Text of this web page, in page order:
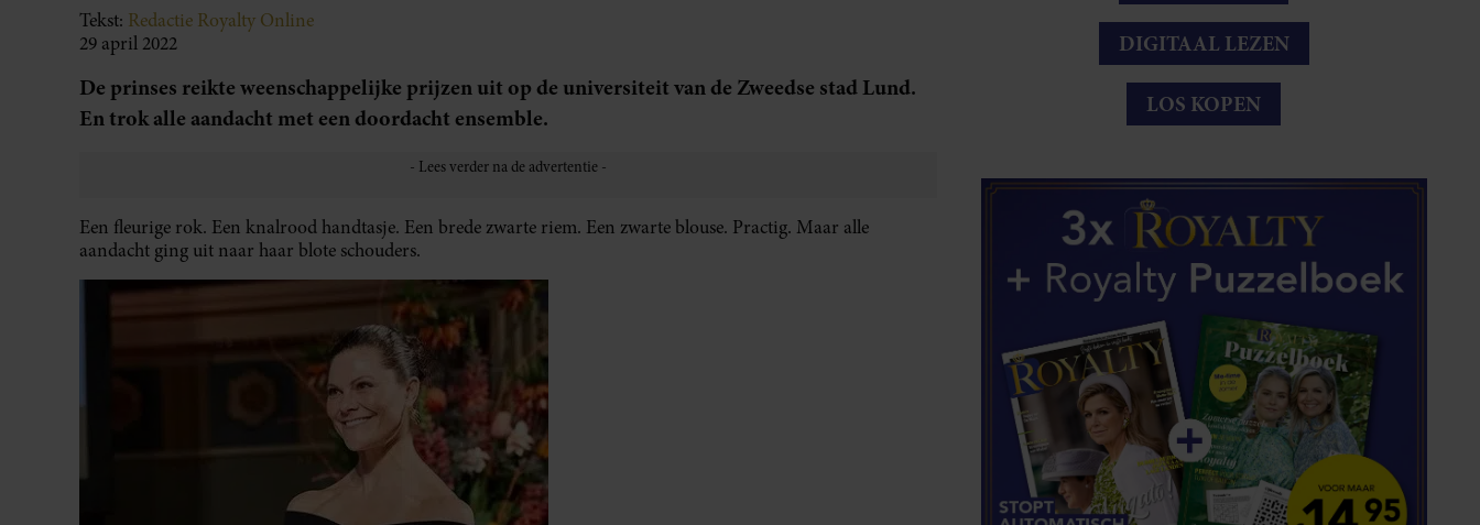
Tekst: Redactie Royalty Online
29 april 2022
De prinses reikte weenschappelijke prijzen uit op de universiteit van de Zweedse stad Lund.
En trok alle aandacht met een doordacht ensemble.
Een fleurige rok. Een knalrood handtasje. Een brede zwarte riem. Een zwarte blouse. Practig. Maar alle
aandacht ging uit naar haar blote schouders.
DIGITAAL LEZEN
LOS KOPEN